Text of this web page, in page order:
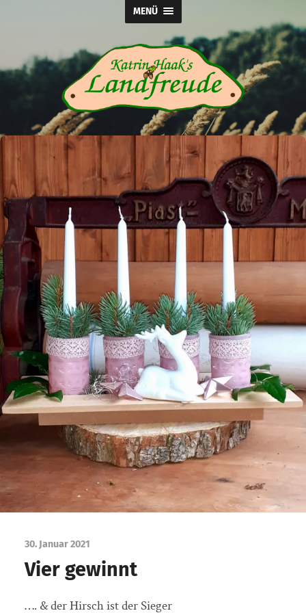
MENÜ
Katrin
Haak's
Landfreude
30. Januar 2021
Vier gewinnt
…. & der Hirsch ist der Sieger